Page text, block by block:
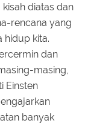
diatas dan
rencana yang
hidup kita.
dan
masing,
Einsten
banyak